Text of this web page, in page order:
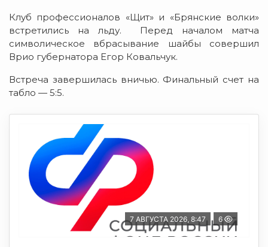
Клуб профессионалов «Щит» и «Брянские волки»
встретились на льду. Перед началом матча
символическое вбрасывание шайбы совершил
Врио губернатора Егор Ковальчук.
Встреча завершилась вничью. Финальный счет на
табло — 5:5.
7 АВГУСТА 2026, 8:47 6